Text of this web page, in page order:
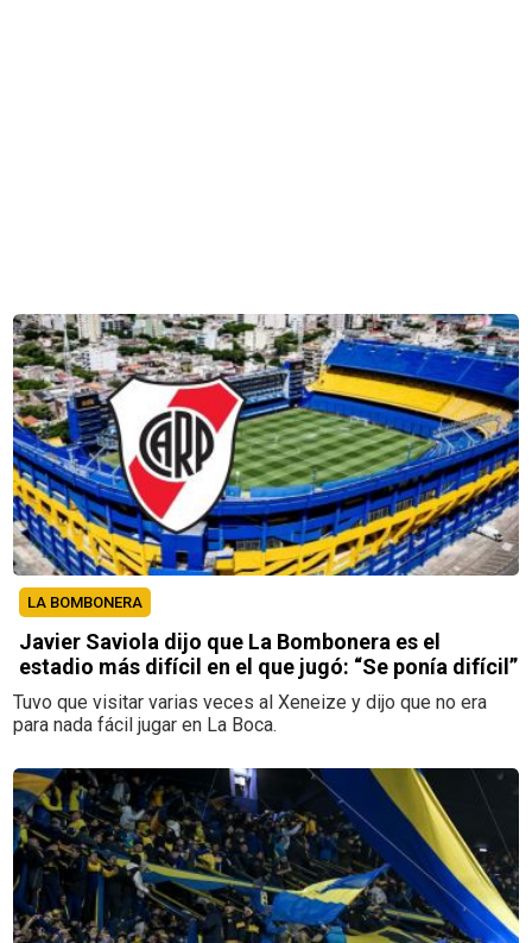
LA BOMBONERA
Javier Saviola dijo que La Bombonera es el
estadio más difícil en el que jugó: “Se ponía difícil”
Tuvo que visitar varias veces al Xeneize y dijo que no era
para nada fácil jugar en La Boca.